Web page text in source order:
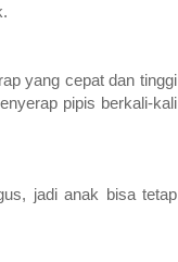
yang cepat dan tinggi
pipis berkali-kali
jadi anak bisa tetap